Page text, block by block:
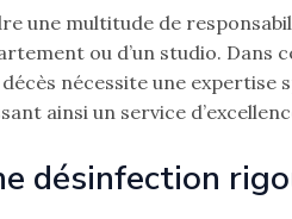
une multitude de
ou d’un studio.
nécessite une expertise
ainsi un service
désinfection